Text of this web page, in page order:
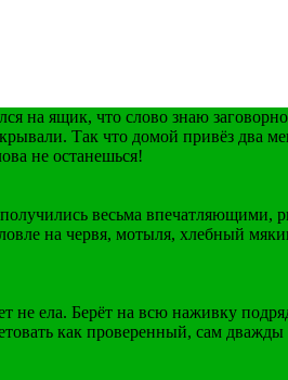
на ящик, что слово знаю
Так что домой привёз два
не останешься!
весьма впечатляющими,
ловле на червя, мотыля, хлебный
ела. Берёт на всю наживку
как проверенный, сам дважды